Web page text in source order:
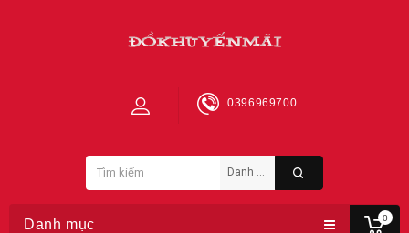
0
0396969700
Danh mục